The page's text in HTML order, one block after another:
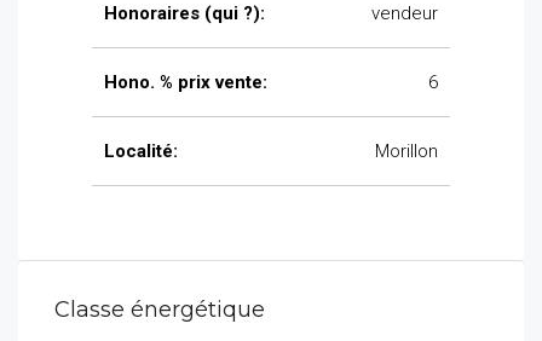
Honoraires (qui ?): vendeur
Hono. % prix vente: 6
Localité: Morillon
Classe énergétique